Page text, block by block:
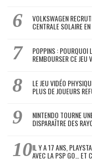
VOLKSWAGEN
CENTRALE SOLAIRE
POPPINS : POURQUOI
REMBOURSER CE JEU
LE JEU VIDÉO
PLUS DE JOUEURS
NINTENDO TOURNE
DISPARAÎTRE DES
IL Y A 17 ANS,
AVEC LA PSP GO… ET